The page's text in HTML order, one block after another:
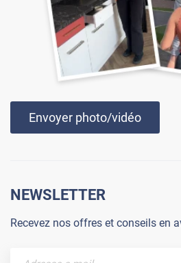
Envoyer photo/vidéo
NEWSLETTER
Recevez nos offres et conseils en